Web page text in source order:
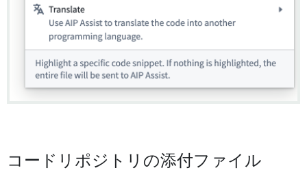
コードリポジトリの添付ファイル